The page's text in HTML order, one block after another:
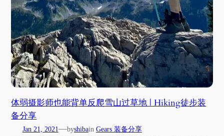
体弱摄影师也能背单反爬雪山过草地 | Hiking徒步装
备分享
Jan 21, 2021—byshibain Gears 装备分享